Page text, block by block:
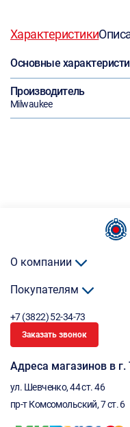
Характеристики
Основные
Производитель
Milwaukee
О компании
Покупателям
+7 (3822) 52-34-73
Заказать звонок
Адреса магазинов в г.
ул. Шевченко, 44 ст. 46
пр-т Комсомольский, 7 ст. 6